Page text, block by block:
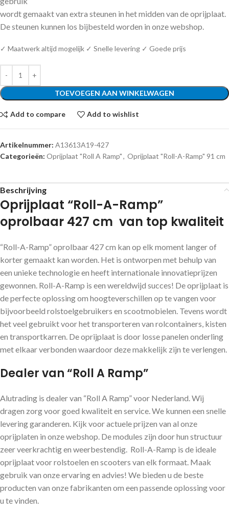
wordt gemaakt van extra steunen in het midden van de oprijplaat.
De steunen kunnen los bijbesteld worden in onze webshop.
✓ Maatwerk altijd mogelijk ✓ Snelle levering ✓ Goede prijs
TOEVOEGEN AAN WINKELWAGEN
Add to compare Add to wishlist
Artikelnummer: A13613A19-427
Categorieën: Oprijplaat "Roll A Ramp", Oprijplaat "Roll-A-Ramp" 91 cm
Beschrijving
Oprijplaat “Roll-A-Ramp”
oprolbaar 427 cm van top kwaliteit
“Roll-A-Ramp” oprolbaar 427 cm kan op elk moment langer of
korter gemaakt kan worden. Het is ontworpen met behulp van
een unieke technologie en heeft internationale innovatieprijzen
gewonnen. Roll-A-Ramp is een wereldwijd succes! De oprijplaat is
de perfecte oplossing om hoogteverschillen op te vangen voor
bijvoorbeeld rolstoelgebruikers en scootmobielen. Tevens wordt
het veel gebruikt voor het transporteren van rolcontainers, kisten
en transportkarren. De oprijplaat is door losse panelen onderling
met elkaar verbonden waardoor deze makkelijk zijn te verlengen.
Dealer van “Roll A Ramp”
Alutrading is dealer van “Roll A Ramp” voor Nederland. Wij
dragen zorg voor goed kwaliteit en service. We kunnen een snelle
levering garanderen. Kijk voor actuele prijzen van al onze
oprijplaten in onze webshop. De modules zijn door hun structuur
zeer veerkrachtig en weerbestendig. Roll-A-Ramp is de ideale
oprijplaat voor rolstoelen en scooters van elk formaat. Maak
gebruik van onze ervaring en advies! We bieden u de beste
producten van onze fabrikanten om een ​​passende oplossing voor
u te vinden.